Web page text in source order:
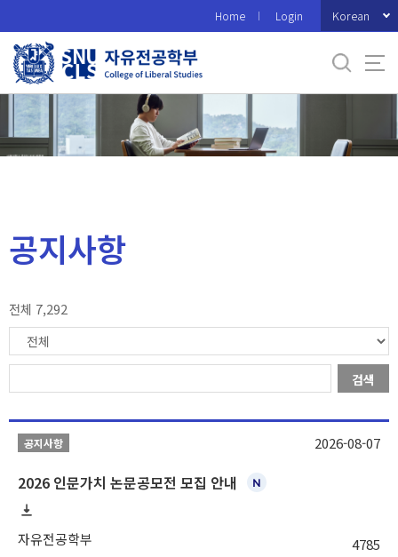
로
메
Home Login Korean
공지사항
전체 7,292
검색
공지사항
2026 인문가치 논문공모전 모집 안내
자유전공학부 4785
2026-08-07